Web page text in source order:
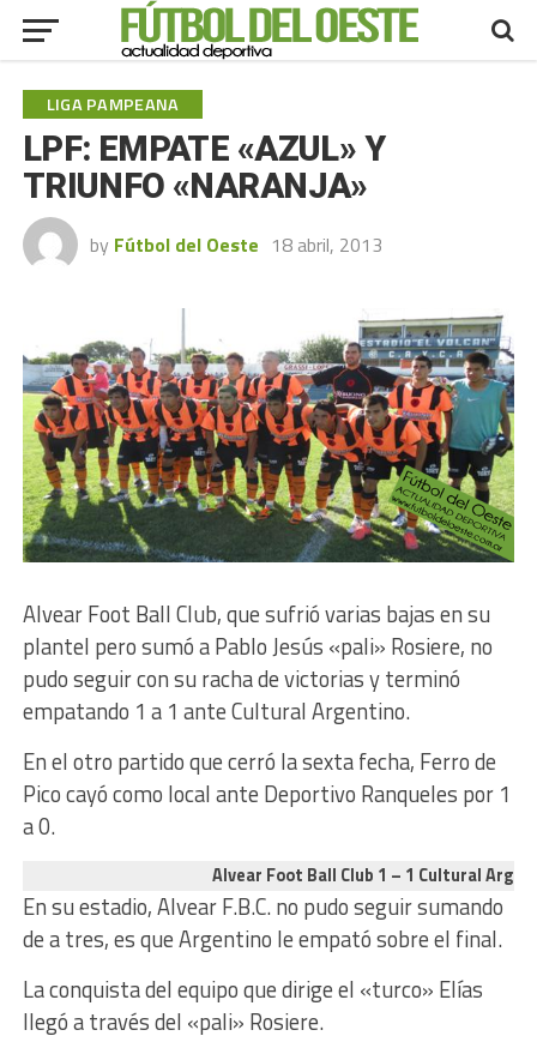
LIGA PAMPEANA
LPF: EMPATE «AZUL» Y
TRIUNFO «NARANJA»
by Fútbol del Oeste 18 abril, 2013
Alvear Foot Ball Club, que sufrió varias bajas en su
plantel pero sumó a Pablo Jesús «pali» Rosiere, no
pudo seguir con su racha de victorias y terminó
empatando 1 a 1 ante Cultural Argentino.
En el otro partido que cerró la sexta fecha, Ferro de
Pico cayó como local ante Deportivo Ranqueles por 1
a 0.
Alvear Foot Ball Club 1 – 1 Cultural
En su estadio, Alvear F.B.C. no pudo seguir sumando
de a tres, es que Argentino le empató sobre el final.
La conquista del equipo que dirige el «turco» Elías
llegó a través del «pali» Rosiere.